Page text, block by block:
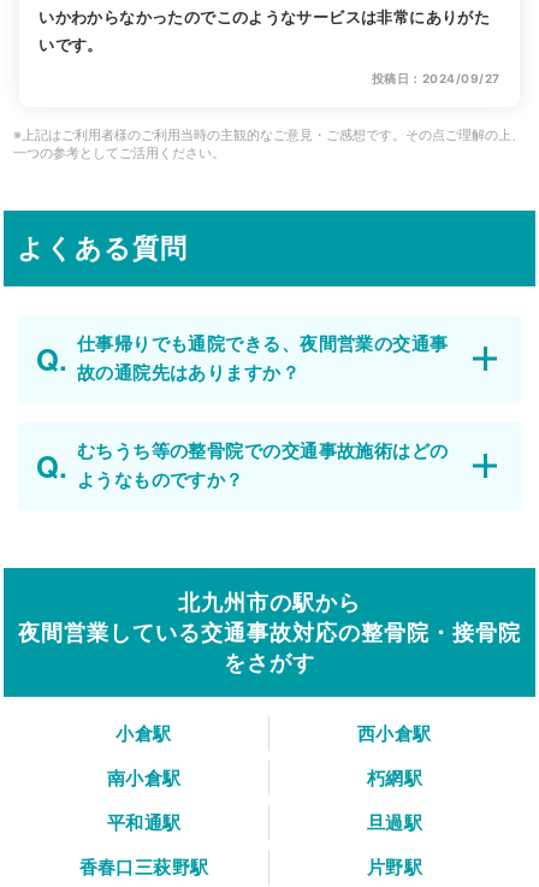
いかわからなかったのでこのようなサービスは非常にありがた
いです。
投稿日：2024/09/27
※上記はご利用者様のご利用当時の主観的なご意見・ご感想です。その点ご理解の上、
一つの参考としてご活用ください。
よくある質問
仕事帰りでも通院できる、夜間営業の交通事
故の通院先はありますか？
むちうち等の整骨院での交通事故施術はどの
ようなものですか？
北九州市の駅から
夜間営業している交通事故対応の整骨院・接骨院
をさがす
小倉駅
西小倉駅
南小倉駅
朽網駅
平和通駅
旦過駅
香春口三萩野駅
片野駅